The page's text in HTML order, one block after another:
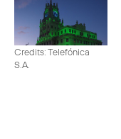
Credits: Telefónica
S.A.